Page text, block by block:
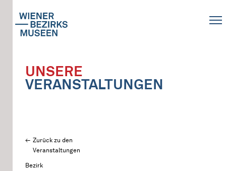
UNSERE
VERANSTALTUNGEN
Zurück zu den
Veranstaltungen
Bezirk